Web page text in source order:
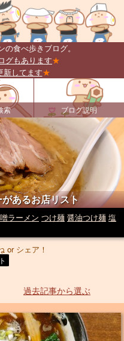
食べ歩きブログ。
グもあります★
新してます★
索 ブログ説明
あるお店リスト
ラーメン つけ麺 醤油つけ麺 塩
or シェア！
過去記事から選ぶ